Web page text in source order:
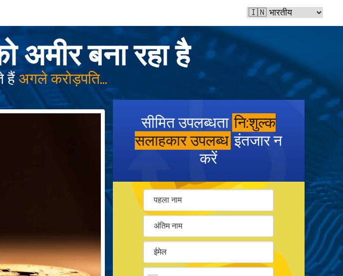
अमीर बना रहा है
हैंअगले करोड़पति...
सीमित उपलब्धता नि:शुल्क
सलाहकार उपलब्ध इंतजार न
करें